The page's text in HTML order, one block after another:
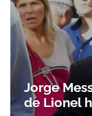
Jorge
de Lionel